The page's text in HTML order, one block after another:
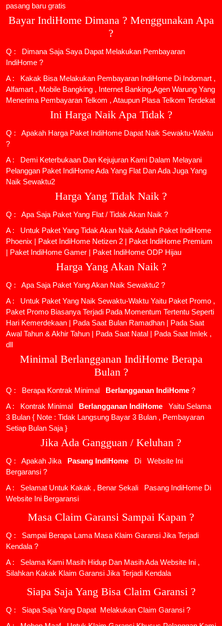
pasang baru gratis
Bayar IndiHome Dimana ? Menggunakan Apa
?
Q : Dimana Saja Saya Dapat Melakukan Pembayaran
IndiHome ?
A : Kakak Bisa Melakukan Pembayaran IndiHome Di Indomart ,
Alfamart , Mobile Bangking , Internet Banking,Agen Warung Yang
Menerima Pembayaran Telkom , Ataupun Plasa Telkom Terdekat
Ini Harga Naik Apa Tidak ?
Q : Apakah Harga Paket IndiHome Dapat Naik Sewaktu-Waktu
?
A : Demi Keterbukaan Dan Kejujuran Kami Dalam Melayani
Pelanggan Paket IndiHome Ada Yang Flat Dan Ada Juga Yang
Naik Sewaktu2
Harga Yang Tidak Naik ?
Q : Apa Saja Paket Yang Flat / Tidak Akan Naik ?
A : Untuk Paket Yang Tidak Akan Naik Adalah Paket IndiHome
Phoenix | Paket IndiHome Netizen 2 | Paket IndiHome Premium
| Paket IndiHome Gamer | Paket IndiHome ODP Hijau
Harga Yang Akan Naik ?
Q : Apa Saja Paket Yang Akan Naik Sewaktu2 ?
A : Untuk Paket Yang Naik Sewaktu-Waktu Yaitu Paket Promo ,
Paket Promo Biasanya Terjadi Pada Momentum Tertentu Seperti
Hari Kemerdekaan | Pada Saat Bulan Ramadhan | Pada Saat
Awal Tahun & Akhir Tahun | Pada Saat Natal | Pada Saat Imlek ,
dll
Minimal Berlangganan IndiHome Berapa
Bulan ?
Q : Berapa Kontrak Minimal Berlangganan IndiHome ?
A : Kontrak Minimal
Berlangganan IndiHome
Yaitu Selama
3 Bulan { Note : Tidak Langsung Bayar 3 Bulan , Pembayaran
Setiap Bulan Saja }
Jika Ada Gangguan / Keluhan ?
Q : Apakah Jika Pasang IndiHome Di
Website Ini
Bergaransi ?
A : Selamat Untuk Kakak , Benar Sekali
Pasang IndiHome Di
Website Ini Bergaransi
Masa Claim Garansi Sampai Kapan ?
Q : Sampai Berapa Lama Masa Klaim Garansi Jika Terjadi
Kendala ?
A : Selama Kami Masih Hidup Dan Masih Ada Website Ini ,
Silahkan Kakak Klaim Garansi Jika Terjadi Kendala
Siapa Saja Yang Bisa Claim Garansi ?
Q : Siapa Saja Yang Dapat Melakukan Claim Garansi ?